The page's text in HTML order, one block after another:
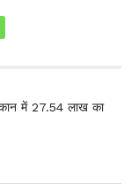
में 27.54 लाख का